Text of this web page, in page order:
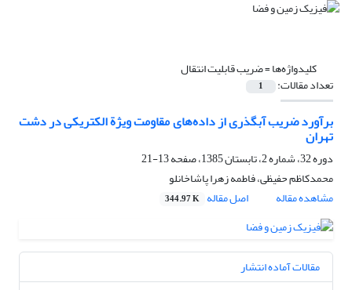
کلیدواژه‌ها =ضریب قابلیت انتقال
تعداد مقالات: 1
برآورد ضریب آبگذری از داده‌های مقاومت ویژة الکتریکی در دشت
تهران
دوره 32، شماره 2، تابستان 1385، صفحه
13-21
محمدکاظم حفیظی، فاطمه زهرا پاشاخانلو
مشاهده مقاله
اصل مقاله 344.97 K
مقالات آماده انتشار